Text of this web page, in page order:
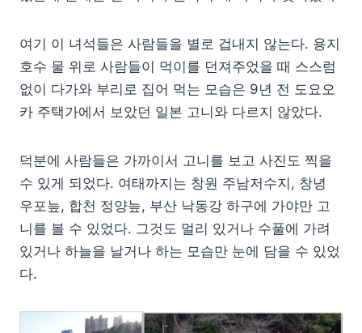
여기 이 녀석들은 사람들을 별로 겁내지 않는다. 용지
호수 물 위로 사람들이 먹이를 던져주었을 때 스스럼
없이 다가와 부리로 집어 먹는 모습은 9년 전 도요오
카 주택가에서 보았던 일본 고니와 다르지 않았다.
덕분에 사람들은 가까이서 고니를 보고 사진도 찍을
수 있게 되었다. 여태까지는 창원 주남저수지, 창녕
우포늪, 합천 정양늪, 부산 낙동강 하구에 가야만 고
니를 볼 수 있었다. 그것도 멀리 있거나 수풀에 가려
있거나 하늘을 날거나 하는 모습만 눈에 담을 수 있었
다.